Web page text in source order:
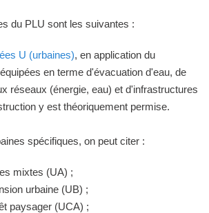
du PLU sont les suivantes :
U (urbaines), en application du
en terme d'évacuation d'eau, de
réseaux (énergie, eau) et d'infrastructures
y est théoriquement permise.
spécifiques, on peut citer :
mixtes (UA) ;
urbaine (UB) ;
paysager (UCA) ;